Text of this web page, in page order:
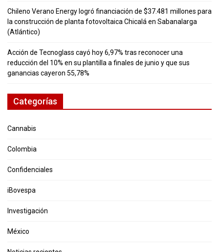
Chileno Verano Energy logró financiación de $37.481 millones para
la construcción de planta fotovoltaica Chicalá en Sabanalarga
(Atlántico)
Acción de Tecnoglass cayó hoy 6,97% tras reconocer una
reducción del 10% en su plantilla a finales de junio y que sus
ganancias cayeron 55,78%
Categorías
Cannabis
Colombia
Confidenciales
iBovespa
Investigación
México